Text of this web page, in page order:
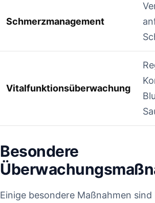
Schmerzmanagement
Vitalfunktionsüberwachung
Besondere
Einige besondere Maßnahmen sind